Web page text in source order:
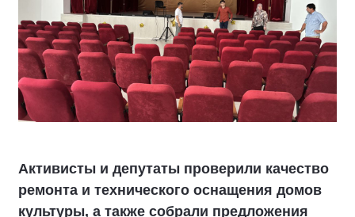
Активисты и депутаты проверили качество
ремонта и технического оснащения домов
культуры, а также собрали предложения